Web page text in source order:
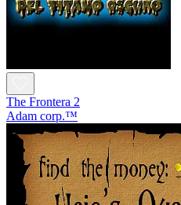
The Frontera 2
Adam corp.™